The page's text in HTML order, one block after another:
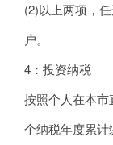
(2)以上两项，
户。
4：投资纳税
按照个人在本
个纳税年度累